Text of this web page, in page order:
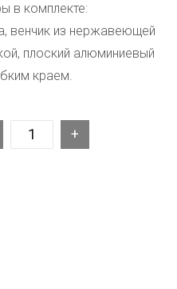
в комплекте:
венчик из нержавеющей
плоский алюминиевый
краем.